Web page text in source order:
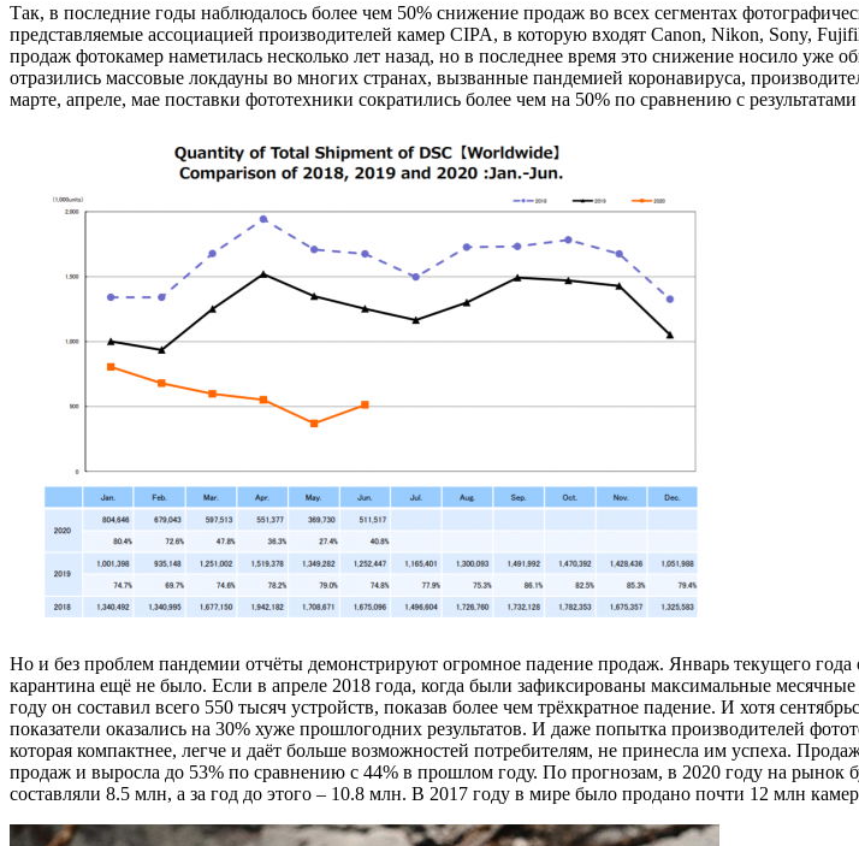
Так, в последние годы наблюдалось более чем 50% снижение продаж во всех сегментах
представляемые ассоциацией производителей камер CIPA, в которую входят Canon, Nikon, Sony,
продаж фотокамер наметилась несколько лет назад, но в последнее время это снижение носило уже
отразились массовые локдауны во многих странах, вызванные пандемией коронавируса,
марте, апреле, мае поставки фототехники сократились более чем на 50% по сравнению с
Но и без проблем пандемии отчёты демонстрируют огромное падение продаж. Январь текущего года
карантина ещё не было. Если в апреле 2018 года, когда были зафиксированы максимальные
году он составил всего 550 тысяч устройств, показав более чем трёхкратное падение. И хотя
показатели оказались на 30% хуже прошлогодних результатов. И даже попытка производителей
которая компактнее, легче и даёт больше возможностей потребителям, не принесла им успеха.
продаж и выросла до 53% по сравнению с 44% в прошлом году. По прогнозам, в 2020 году на рынок
составляли 8.5 млн, а за год до этого – 10.8 млн. В 2017 году в мире было продано почти 12 млн